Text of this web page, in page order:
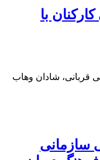
با
قربانی، شادان وهاب
سازمانی